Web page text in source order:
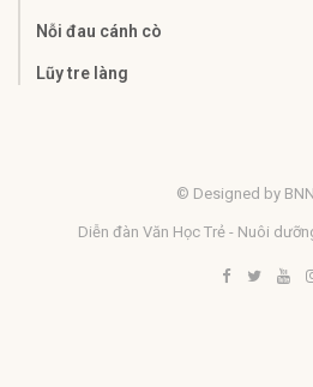
Nỗi đau cánh cò
Lũy tre làng
© Designed by
Diễn đàn Văn Học Trẻ - Nuôi